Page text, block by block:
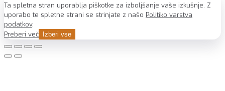
Ta spletna stran uporablja piškotke za izboljšanje vaše izkušnje. Z
uporabo te spletne strani se strinjate z našo Politiko varstva
podatkov.
Preberi več
Izberi vse